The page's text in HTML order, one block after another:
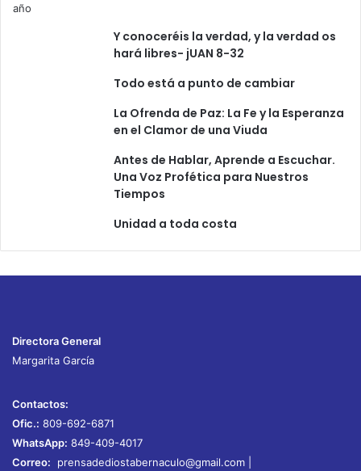
Y conoceréis la verdad, y la verdad os
hará libres- jUAN 8-32
Todo está a punto de cambiar
La Ofrenda de Paz: La Fe y la Esperanza
en el Clamor de una Viuda
Antes de Hablar, Aprende a Escuchar.
Una Voz Profética para Nuestros
Tiempos
Unidad a toda costa
Directora General
Margarita García
Contactos:
Ofic.: 809-692-6871
WhatsApp: 849-409-4017
Correo:
prensadediostabernaculo@gmail.com